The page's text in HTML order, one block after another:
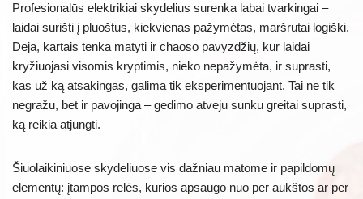
Profesionalūs elektrikiai skydelius surenka labai tvarkingai –
laidai surišti į pluoštus, kiekvienas pažymėtas, maršrutai logiški.
Deja, kartais tenka matyti ir chaoso pavyzdžių, kur laidai
kryžiuojasi visomis kryptimis, nieko nepažymėta, ir suprasti,
kas už ką atsakingas, galima tik eksperimentuojant. Tai ne tik
negražu, bet ir pavojinga – gedimo atveju sunku greitai suprasti,
ką reikia atjungti.
Šiuolaikiniuose skydeliuose vis dažniau matome ir papildomų
elementų: įtampos relės, kurios apsaugo nuo per aukštos ar per